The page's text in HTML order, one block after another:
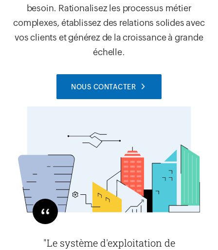
"Le système d'exploitation de
besoin. Rationalisez les processus métier
complexes, établissez des relations solides avec
vos clients et générez de la croissance à grande
échelle.
NOUS CONTACTER